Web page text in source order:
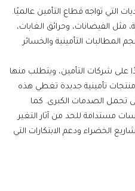
التي تواجه قطاع التأمين عالميًا.
مثل الفيضانات، وحرائق الغابات،
المطالبات التأمينية والخسائر
شركات التأمين، ويتطلب منها
منتجات تأمينية جديدة تغطي هذه
تحمل الصدمات الكبرى. كما
مستدامة للحد من آثار التغير
الخضراء ودعم الابتكارات التي